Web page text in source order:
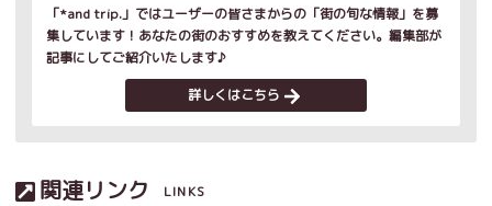
「*and trip.」ではユーザーの皆さまからの「街の旬な情報」を募
集しています！あなたの街のおすすめを教えてください。編集部が
記事にしてご紹介いたします♪
詳しくはこちら
関連リンク LINKS